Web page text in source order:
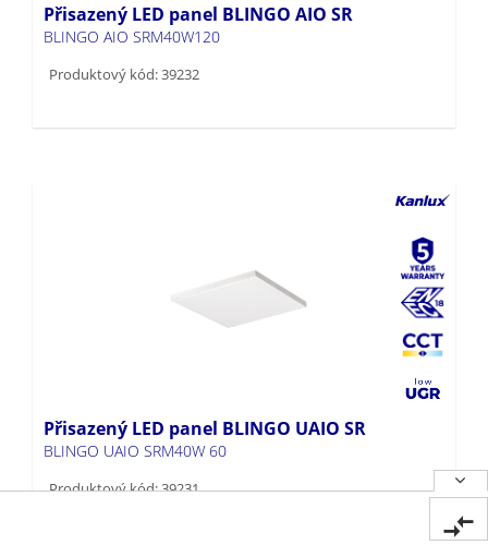
Přisazený LED panel BLINGO AIO SR
BLINGO AIO SRM40W120
Produktový kód: 39232
Přisazený LED panel BLINGO UAIO SR
BLINGO UAIO SRM40W 60
Produktový kód: 39231